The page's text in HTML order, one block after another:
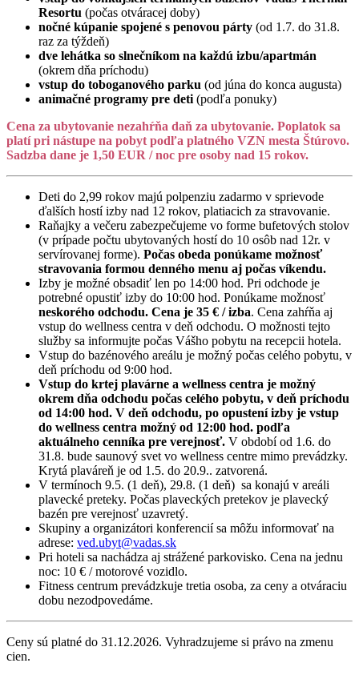
Resortu (počas otváracej doby)
nočné kúpanie spojené s penovou párty (od 1.7. do 31.8.
raz za týždeň)
dve lehátka so slnečníkom na každú izbu/apartmán
(okrem dňa príchodu)
vstup do toboganového parku (od júna do konca augusta)
animačné programy pre deti (podľa ponuky)
Cena za ubytovanie nezahŕňa daň za ubytovanie. Poplatok sa
platí pri nástupe na pobyt podľa platného VZN mesta Štúrovo.
Sadzba dane je 1,50 EUR / noc pre osoby nad 15 rokov.
Deti do 2,99 rokov majú polpenziu zadarmo v sprievode
ďalších hostí izby nad 12 rokov, platiacich za stravovanie.
Raňajky a večeru zabezpečujeme vo forme bufetových stolov
(v prípade počtu ubytovaných hostí do 10 osôb nad 12r. v
servírovanej forme). Počas obeda ponúkame možnosť
stravovania formou denného menu aj počas víkendu.
Izby je možné obsadiť len po 14:00 hod. Pri odchode je
potrebné opustiť izby do 10:00 hod. Ponúkame možnosť
neskorého odchodu. Cena je 35 € / izba. Cena zahŕňa aj
vstup do wellness centra v deň odchodu. O možnosti tejto
služby sa informujte počas Vášho pobytu na recepcii hotela.
Vstup do bazénového areálu je možný počas celého pobytu, v
deň príchodu od 9:00 hod.
Vstup do krtej plavárne a wellness centra je možný
okrem dňa odchodu počas celého pobytu, v deň príchodu
od 14:00 hod. V deň odchodu, po opustení izby je vstup
do wellness centra možný od 12:00 hod. podľa
aktuálneho cenníka pre verejnosť. V období od 1.6. do
31.8. bude saunový svet vo wellness centre mimo prevádzky.
Krytá plaváreň je od 1.5. do 20.9.. zatvorená.
V termínoch 9.5. (1 deň), 29.8. (1 deň) sa konajú v areáli
plavecké preteky. Počas plaveckých pretekov je plavecký
bazén pre verejnosť uzavretý.
Skupiny a organizátori konferencií sa môžu informovať na
adrese: ved.ubyt@vadas.sk
Pri hoteli sa nachádza aj strážené parkovisko. Cena na jednu
noc: 10 € / motorové vozidlo.
Fitness centrum prevádzkuje tretia osoba, za ceny a otváraciu
dobu nezodpovedáme.
Ceny sú platné do 31.12.2026. Vyhradzujeme si právo na zmenu
cien.